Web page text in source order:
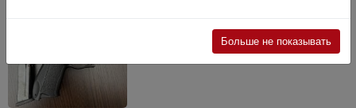
Больше не показывать